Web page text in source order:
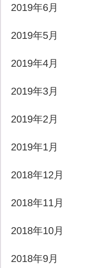
2019年6月
2019年5月
2019年4月
2019年3月
2019年2月
2019年1月
2018年12月
2018年11月
2018年10月
2018年9月